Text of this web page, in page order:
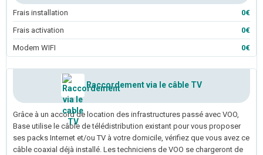
Frais installation
0€
Frais activation
0€
Modem WIFI
0€
Raccordement via le câble TV
Grâce à un accord de location des infrastructures passé avec VOO,
Base utilise le câble de télédistribution existant pour vous proposer
ses packs Internet et/ou TV à votre domicile, vérifiez que vous avez ce
câble coaxial déjà installé. Les techniciens de VOO se chargeront de